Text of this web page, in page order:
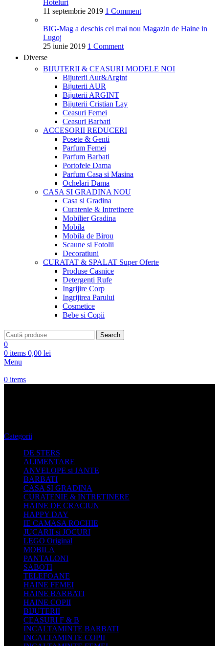
Hoteluri
11 septembrie 2019 1 Comment
BIG-Mag a deschis cel mai nou Magazin de Haine in
Lugoj
25 iunie 2019 1 Comment
Diverse
BIJUTERII & CEASURI MODELE NOI
Bijuterii Aur&Argint
Bijuterii AUR
Bijuterii ARGINT
Bijuterii Cristian Lay
Ceasuri Femei
Ceasuri Barbati
ACCESORII REDUCERI
Posete & Genti
Parfum Femei
Parfum Barbati
Portofele Dama
Parfum Casa si Masina
Ochelari Dama
CASA SI GRADINANOU
Casa si Gradina
Curatenie & Intretinere
Mobilier Gradina
Mobila
Mobila de Birou
Scaune si Fotolii
Decoratiuni
CURATAT & SPALAT Super Oferte
Produse Casnice
Detergenti Rufe
Ingrijire Corp
Ingrijirea Parului
Cosmetice
Bebe si Copii
Search
0
0 items 0,00 lei
Menu
0 items
Categorii
DE STERS
ALIMENTARE
ANVELOPE si JANTE
BARBATI
CASA SI GRADINA
CURATENIE & INTRETINERE
HAINE DE CRACIUN
HAPPY DAY
IE CAMASA ROCHIE
JUCARII si JOCURI
LEGO Original
MOBILA
PANTALONI
SABOTI
TELEFOANE
HAINE FEMEI
HAINE BARBATI
HAINE COPII
BIJUTERII
CEASURI F & B
INCALTAMINTE BARBATI
INCALTAMINTE COPII